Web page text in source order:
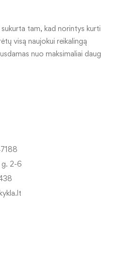
tam, kad norintys kurti
visą naujokui reikalingą
nuo maksimaliai daug
g. 2-6